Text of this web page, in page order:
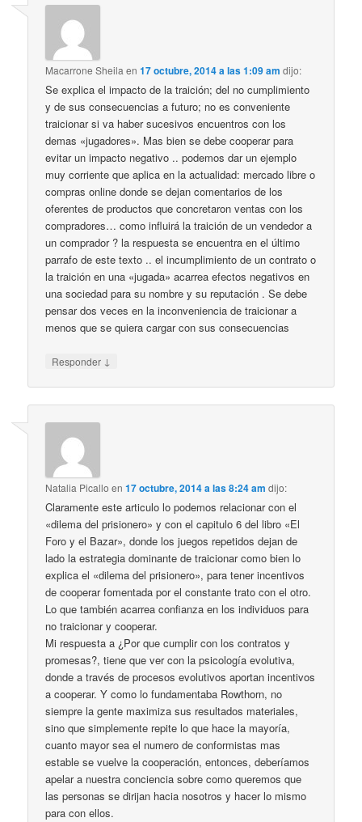
Macarrone Sheila en17 octubre, 2014 a las 1:09 am dijo:
Se explica el impacto de la traición; del no cumplimiento
y de sus consecuencias a futuro; no es conveniente
traicionar si va haber sucesivos encuentros con los
demas «jugadores». Mas bien se debe cooperar para
evitar un impacto negativo .. podemos dar un ejemplo
muy corriente que aplica en la actualidad: mercado libre o
compras online donde se dejan comentarios de los
oferentes de productos que concretaron ventas con los
compradores… como influirá la traición de un vendedor a
un comprador ? la respuesta se encuentra en el último
parrafo de este texto .. el incumplimiento de un contrato o
la traición en una «jugada» acarrea efectos negativos en
una sociedad para su nombre y su reputación . Se debe
pensar dos veces en la inconveniencia de traicionar a
menos que se quiera cargar con sus consecuencias
Responder ↓
Natalia Picallo en17 octubre, 2014 a las 8:24 am dijo:
Claramente este articulo lo podemos relacionar con el
«dilema del prisionero» y con el capitulo 6 del libro «El
Foro y el Bazar», donde los juegos repetidos dejan de
lado la estrategia dominante de traicionar como bien lo
explica el «dilema del prisionero», para tener incentivos
de cooperar fomentada por el constante trato con el otro.
Lo que también acarrea confianza en los individuos para
no traicionar y cooperar.
Mi respuesta a ¿Por que cumplir con los contratos y
promesas?, tiene que ver con la psicología evolutiva,
donde a través de procesos evolutivos aportan incentivos
a cooperar. Y como lo fundamentaba Rowthorn, no
siempre la gente maximiza sus resultados materiales,
sino que simplemente repite lo que hace la mayoría,
cuanto mayor sea el numero de conformistas mas
estable se vuelve la cooperación, entonces, deberíamos
apelar a nuestra conciencia sobre como queremos que
las personas se dirijan hacia nosotros y hacer lo mismo
para con ellos.